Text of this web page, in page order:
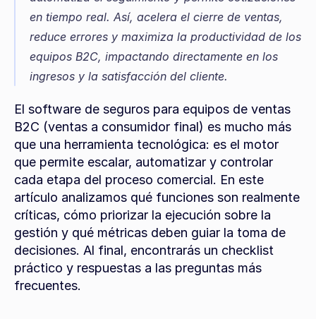
en tiempo real. Así, acelera el cierre de ventas,
reduce errores y maximiza la productividad de los
equipos B2C, impactando directamente en los
ingresos y la satisfacción del cliente.
El software de seguros para equipos de ventas
B2C (ventas a consumidor final) es mucho más
que una herramienta tecnológica: es el motor
que permite escalar, automatizar y controlar
cada etapa del proceso comercial. En este
artículo analizamos qué funciones son realmente
críticas, cómo priorizar la ejecución sobre la
gestión y qué métricas deben guiar la toma de
decisiones. Al final, encontrarás un checklist
práctico y respuestas a las preguntas más
frecuentes.